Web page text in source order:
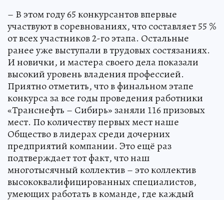
– В этом году 65 конкурсантов впервые
участвуют в соревнованиях, что составляет 55 %
от всех участников 2-го этапа. Остальные
ранее уже выступали в трудовых состязаниях.
И новички, и мастера своего дела показали
высокий уровень владения профессией.
Приятно отметить, что в финальном этапе
конкурса за все годы проведения работники
«Транснефть – Сибирь» заняли 116 призовых
мест. По количеству первых мест наше
Общество в лидерах среди дочерних
предприятий компании. Это ещё раз
подтверждает тот факт, что наш
многотысячный коллектив – это коллектив
высококвалифицированных специалистов,
умеющих работать в команде, где каждый